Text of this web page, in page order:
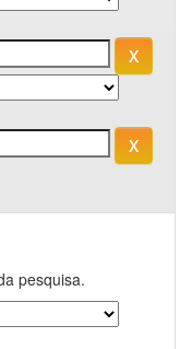
pesquisa.